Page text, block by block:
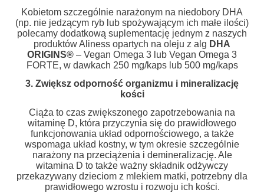
Kobietom szczególnie narażonym na niedobory DHA
(np. nie jedzącym ryb lub spożywającym ich małe ilości)
polecamy dodatkową suplementację jednym z naszych
produktów Aliness opartych na oleju z alg DHA
ORIGINS® – Vegan Omega 3 lub Vegan Omega 3
FORTE, w dawkach 250 mg/kaps lub 500 mg/kaps
3. Zwiększ odporność organizmu i mineralizację
kości
Ciąża to czas zwiększonego zapotrzebowania na
witaminę D, która przyczynia się do prawidłowego
funkcjonowania układ odpornościowego, a także
wspomaga układ kostny, w tym okresie szczególnie
narażony na przeciążenia i demineralizację. Ale
witamina D to także ważny składnik odżywczy
przekazywany dzieciom z mlekiem matki, potrzebny dla
prawidłowego wzrostu i rozwoju ich kości.